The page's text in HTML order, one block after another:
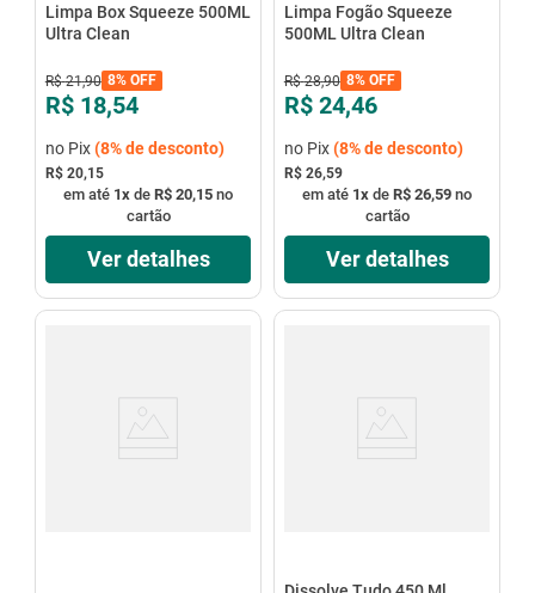
Limpa Box Squeeze 500ML
Ultra Clean
R$ 21,90 8%OFF
R$ 18,54
no Pix(8%de desconto)
R$ 20,15
em até 1x de R$ 20,15 no
cartão
Ver detalhes
Limpa Fogão Squeeze
500ML Ultra Clean
R$ 28,90 8%OFF
R$ 24,46
no Pix(8%de desconto)
R$ 26,59
em até 1x de R$ 26,59 no
cartão
Ver detalhes